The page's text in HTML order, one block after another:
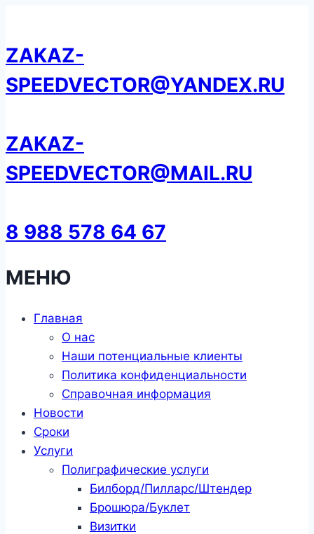
содержанию
ZAKAZ-
SPEEDVECTOR@YANDEX.RU
ZAKAZ-
SPEEDVECTOR@MAIL.RU
8 988 578 64 67
МЕНЮ
Главная
О нас
Наши потенциальные клиенты
Политика конфиденциальности
Справочная информация
Новости
Сроки
Услуги
Полиграфические услуги
Билборд/Пилларс/Штендер
Брошюра/Буклет
Визитки